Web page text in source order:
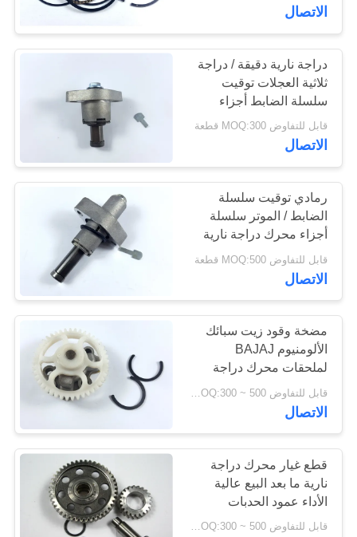
المعمل
رقابة
جودة
اطلب
اقتباس
خريطة
الموقع
PRIVACY
POLICY
كتلة محرك دراجة
نارية
89
أجزاء محرك دراجة
نارية
183
قطع غيار الدراجات
النارية
44
الاتصال
دراجة نارية دقيقة / دراجة
ثلاثية العجلات توقيت
سلسلة الضابط أجزاء
المحرك BM150
قابل للتفاوض MOQ:300 قطعة
الاتصال
رمادي توقيت سلسلة
الضابط / الموتر سلسلة
أجزاء محرك دراجة نارية
BAJAJ100
قابل للتفاوض MOQ:500 قطعة
الاتصال
مضخة وقود زيت سبائك
الألومنيوم BAJAJ
لملحقات محرك دراجة
نارية / دراجة ثلاثية العجلات
قابل للتفاوض MOQ:300 ~ 500 قطعة
الاتصال
قطع غيار محرك دراجة
نارية ما بعد البيع عالية
الأداء عمود الحدبات
CG125
قابل للتفاوض MOQ:300 ~ 500 قطعة